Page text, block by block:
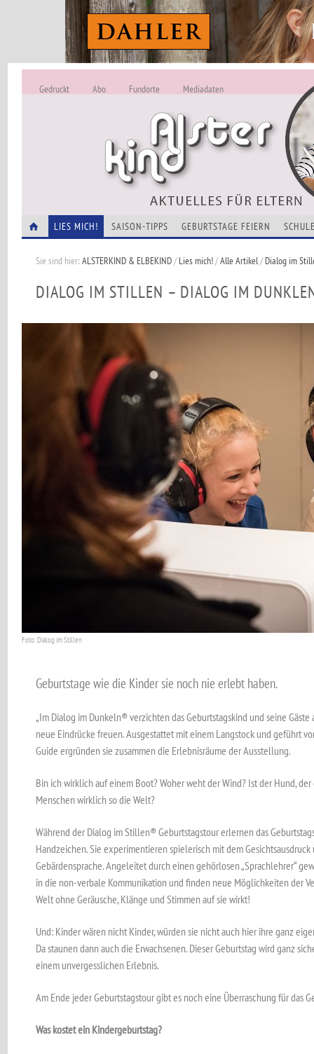
ALSTERKIND -
Alles Neu
Gedruckt Abo Fundorte Mediadaten
LIES MICH! SAISON-TIPPS GEBURTSTAGE FEIERN
Sie sind hier:ALSTERKIND & ELBEKIND/Lies mich!/Alle Artikel/Dialog im
DIALOG IM STILLEN – DIALOG IM
Foto: Dialog im Stillen
Geburtstage wie die Kinder sie noch nie erlebt haben.
„Im Dialog im Dunkeln® verzichten das Geburtstagskind und seine
neue Eindrücke freuen. Ausgestattet mit einem Langstock und geführt
Guide ergründen sie zusammen die Erlebnisräume der Ausstellung.
Bin ich wirklich auf einem Boot? Woher weht der Wind? Ist der Hund,
Menschen wirklich so die Welt?
Während der Dialog im Stillen® Geburtstagstour erlernen das
Handzeichen. Sie experimentieren spielerisch mit dem
Gebärdensprache. Angeleitet durch einen gehörlosen „Sprachlehrer“
in die non-verbale Kommunikation und finden neue Möglichkeiten der
Welt ohne Geräusche, Klänge und Stimmen auf sie wirkt!
Und: Kinder wären nicht Kinder, würden sie nicht auch hier ihre ganz
Da staunen dann auch die Erwachsenen. Dieser Geburtstag wird ganz
einem unvergesslichen Erlebnis.
Am Ende jeder Geburtstagstour gibt es noch eine Überraschung für das
Was kostet ein Kindergeburtstag?